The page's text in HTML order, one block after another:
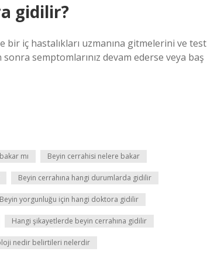
gidilir?
iç hastalıkları uzmanına gitmelerini ve test
semptomlarınız devam ederse veya baş
mı Beyin cerrahisi nelere bakar
Beyin cerrahına hangi durumlarda gidilir
Beyin yorgunluğu için hangi doktora gidilir
Hangi şikayetlerde beyin cerrahına gidilir
nedir belirtileri nelerdir